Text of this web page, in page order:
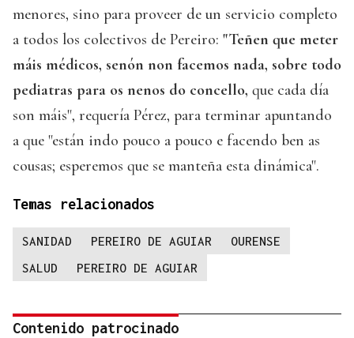
menores, sino para proveer de un servicio completo
a todos los colectivos de Pereiro: "Teñen que meter
máis médicos, senón non facemos nada, sobre todo
pediatras para os nenos do concello, que cada día
son máis", requería Pérez, para terminar apuntando
a que "están indo pouco a pouco e facendo ben as
cousas; esperemos que se manteña esta dinámica".
Temas relacionados
SANIDAD PEREIRO DE AGUIAR
OURENSE
SALUD
PEREIRO DE AGUIAR
Contenido patrocinado